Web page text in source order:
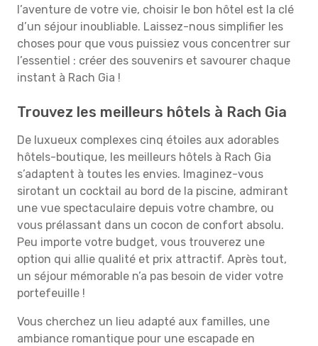
l’aventure de votre vie, choisir le bon hôtel est la clé
d’un séjour inoubliable. Laissez-nous simplifier les
choses pour que vous puissiez vous concentrer sur
l’essentiel : créer des souvenirs et savourer chaque
instant à Rach Gia !
Trouvez les meilleurs hôtels à Rach Gia
De luxueux complexes cinq étoiles aux adorables
hôtels-boutique, les meilleurs hôtels à Rach Gia
s’adaptent à toutes les envies. Imaginez-vous
sirotant un cocktail au bord de la piscine, admirant
une vue spectaculaire depuis votre chambre, ou
vous prélassant dans un cocon de confort absolu.
Peu importe votre budget, vous trouverez une
option qui allie qualité et prix attractif. Après tout,
un séjour mémorable n’a pas besoin de vider votre
portefeuille !
Vous cherchez un lieu adapté aux familles, une
ambiance romantique pour une escapade en